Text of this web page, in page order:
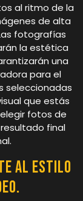
al ritmo de la
de alta
fotografías
la estética
una
para el
seleccionadas
que estás
fotos de
final
al estilo